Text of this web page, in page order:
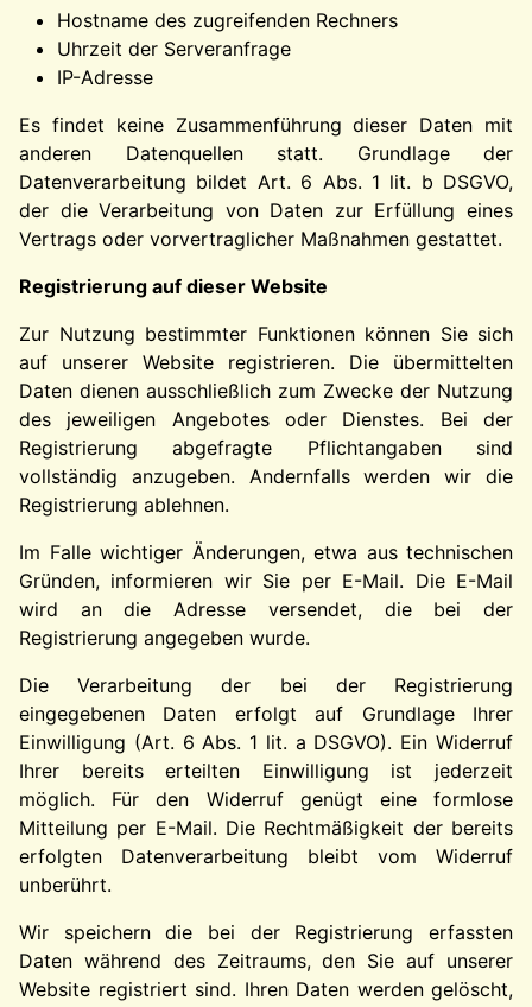
Hostname des zugreifenden Rechners
Uhrzeit der Serveranfrage
IP-Adresse
Es findet keine Zusammenführung dieser Daten mit
anderen Datenquellen statt. Grundlage der
Datenverarbeitung bildet Art. 6 Abs. 1 lit. b DSGVO,
der die Verarbeitung von Daten zur Erfüllung eines
Vertrags oder vorvertraglicher Maßnahmen gestattet.
Registrierung auf dieser Website
Zur Nutzung bestimmter Funktionen können Sie sich
auf unserer Website registrieren. Die übermittelten
Daten dienen ausschließlich zum Zwecke der Nutzung
des jeweiligen Angebotes oder Dienstes. Bei der
Registrierung abgefragte Pflichtangaben sind
vollständig anzugeben. Andernfalls werden wir die
Registrierung ablehnen.
Im Falle wichtiger Änderungen, etwa aus technischen
Gründen, informieren wir Sie per E-Mail. Die E-Mail
wird an die Adresse versendet, die bei der
Registrierung angegeben wurde.
Die Verarbeitung der bei der Registrierung
eingegebenen Daten erfolgt auf Grundlage Ihrer
Einwilligung (Art. 6 Abs. 1 lit. a DSGVO). Ein Widerruf
Ihrer bereits erteilten Einwilligung ist jederzeit
möglich. Für den Widerruf genügt eine formlose
Mitteilung per E-Mail. Die Rechtmäßigkeit der bereits
erfolgten Datenverarbeitung bleibt vom Widerruf
unberührt.
Wir speichern die bei der Registrierung erfassten
Daten während des Zeitraums, den Sie auf unserer
Website registriert sind. Ihren Daten werden gelöscht,